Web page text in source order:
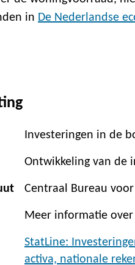
in De Nederlandse
Investeringen in de
Ontwikkeling van de
Centraal Bureau
Meer informatie over
StatLine:
activa, nationale